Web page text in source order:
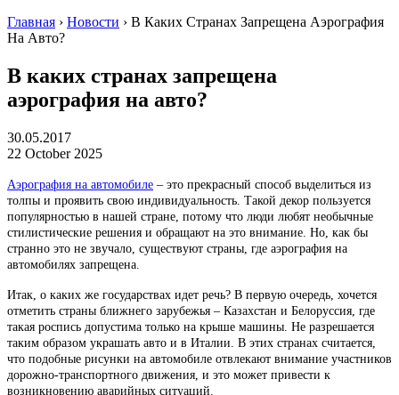
Главная › Новости › В Каких Странах Запрещена Аэрография
На Авто?
В каких странах запрещена
аэрография на авто?
30.05.2017
22 October 2025
Аэрография на автомобиле – это прекрасный способ выделиться из
толпы и проявить свою индивидуальность. Такой декор пользуется
популярностью в нашей стране, потому что люди любят необычные
стилистические решения и обращают на это внимание. Но, как бы
странно это не звучало, существуют страны, где аэрография на
автомобилях запрещена.
Итак, о каких же государствах идет речь? В первую очередь, хочется
отметить страны ближнего зарубежья – Казахстан и Белоруссия, где
такая роспись допустима только на крыше машины. Не разрешается
таким образом украшать авто и в Италии. В этих странах считается,
что подобные рисунки на автомобиле отвлекают внимание участников
дорожно-транспортного движения, и это может привести к
возникновению аварийных ситуаций.